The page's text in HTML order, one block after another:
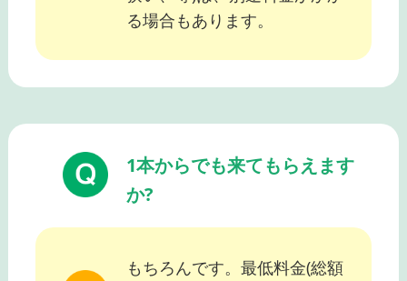
る場合もあります。
1本からでも来てもらえます
か?
もちろんです。最低料金(総額